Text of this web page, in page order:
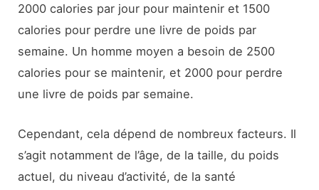
2000 calories par jour pour maintenir et 1500
calories pour perdre une livre de poids par
semaine. Un homme moyen a besoin de 2500
calories pour se maintenir, et 2000 pour perdre
une livre de poids par semaine.
Cependant, cela dépend de nombreux facteurs. Il
s’agit notamment de l’âge, de la taille, du poids
actuel, du niveau d’activité, de la santé